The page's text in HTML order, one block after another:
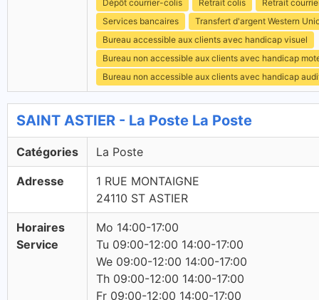
Dépôt courrier-colis
Retrait colis
Retrait
Services bancaires
Transfert d'argent Western
Bureau accessible aux clients avec handicap visuel
Bureau non accessible aux clients avec handicap
Bureau non accessible aux clients avec handicap
SAINT ASTIER - La Poste La Poste
Catégories La Poste
Adresse
1 RUE MONTAIGNE
24110 ST ASTIER
Horaires
Service
Mo 14:00-17:00
Tu 09:00-12:00 14:00-17:00
We 09:00-12:00 14:00-17:00
Th 09:00-12:00 14:00-17:00
Fr 09:00-12:00 14:00-17:00